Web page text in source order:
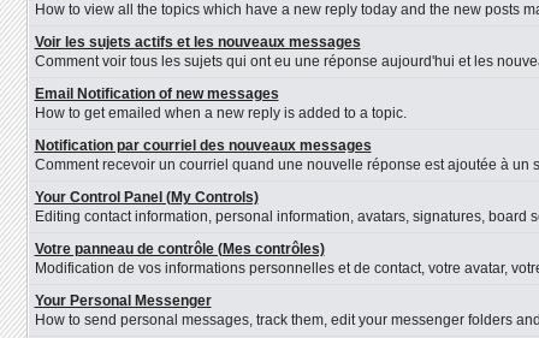
How to view all the topics which have a new reply today and the new posts
Voir les sujets actifs et les nouveaux messages
Comment voir tous les sujets qui ont eu une réponse aujourd'hui et les
Email Notification of new messages
How to get emailed when a new reply is added to a topic.
Notification par courriel des nouveaux messages
Comment recevoir un courriel quand une nouvelle réponse est ajoutée à un
Your Control Panel (My Controls)
Editing contact information, personal information, avatars, signatures, board
Votre panneau de contrôle (Mes contrôles)
Modification de vos informations personnelles et de contact, votre avatar,
Your Personal Messenger
How to send personal messages, track them, edit your messenger folders